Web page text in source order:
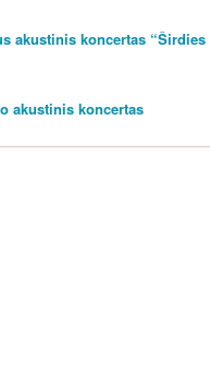
akustinis koncertas “Širdies
akustinis koncertas